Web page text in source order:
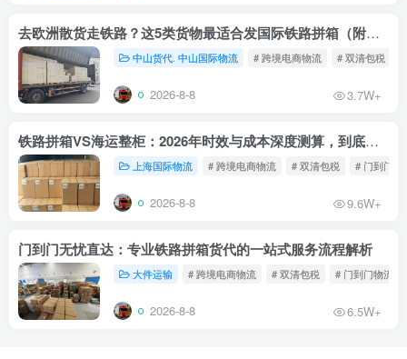
去欧洲散货走铁路？这5类货物最适合发国际铁路拼箱（附禁运清单）
中山货代. 中山国际物流 # 跨境电商物流 # 双清包税
2026-8-8 3.7W+
铁路拼箱VS海运整柜：2026年时效与成本深度测算，到底能省多少钱？
上海国际物流 # 跨境电商物流 # 双清包税 # 门到门物
2026-8-8 9.6W+
门到门无忧直达：专业铁路拼箱货代的一站式服务流程解析
大件运输 # 跨境电商物流 # 双清包税 # 门到门物流
2026-8-8 6.5W+